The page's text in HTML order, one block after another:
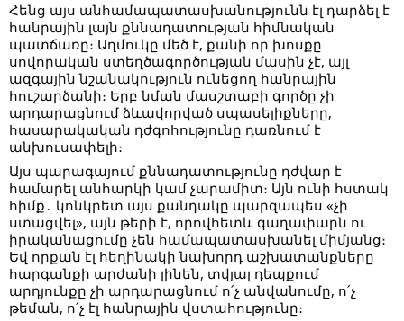
Հենց այս անհամապատասխանությունն էլ դարձել է
հանրային լայն քննադատության հիմնական
պատճառը։ Աղմուկը մեծ է, քանի որ խոսքը
սովորական ստեղծագործության մասին չէ, այլ
ազգային նշանակություն ունեցող հանրային
հուշարձանի։ Երբ նման մասշտաբի գործը չի
արդարացնում ձևավորված սպասելիքները,
հասարակական դժգոհությունը դառնում է
անխուսափելի։
Այս պարագայում քննադատությունը դժվար է
համարել անհարկի կամ չարամիտ։ Այն ունի հստակ
հիմք․ կոնկրետ այս քանդակը պարզապես «չի
ստացվել», այն թերի է, որովհետև գաղափարն ու
իրականացումը չեն համապատասխանել միմյանց։
Եվ որքան էլ հեղինակի նախորդ աշխատանքները
հարգանքի արժանի լինեն, տվյալ դեպքում
արդյունքը չի արդարացնում ո՛չ անվանումը, ո՛չ
թեման, ո՛չ էլ հանրային վստահությունը։